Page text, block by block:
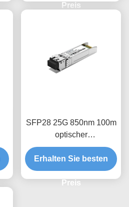
Preis
SFP28 25G 850nm 100m
optischer
Empfängermodul
Erhalten Sie besten
Preis